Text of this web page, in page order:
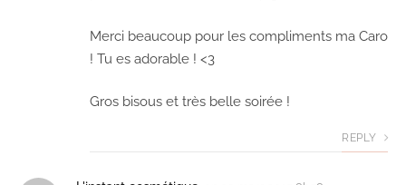
Merci beaucoup pour les compliments ma Caro
! Tu es adorable ! <3
Gros bisous et très belle soirée !
REPLY